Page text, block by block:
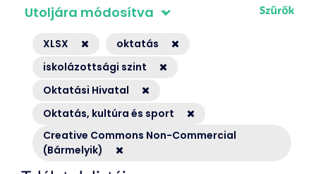
XLSX
oktatás
iskolázottsági szint
Oktatási Hivatal
Oktatás, kultúra és sport
Creative Commons Non-Commercial
(Bármelyik)